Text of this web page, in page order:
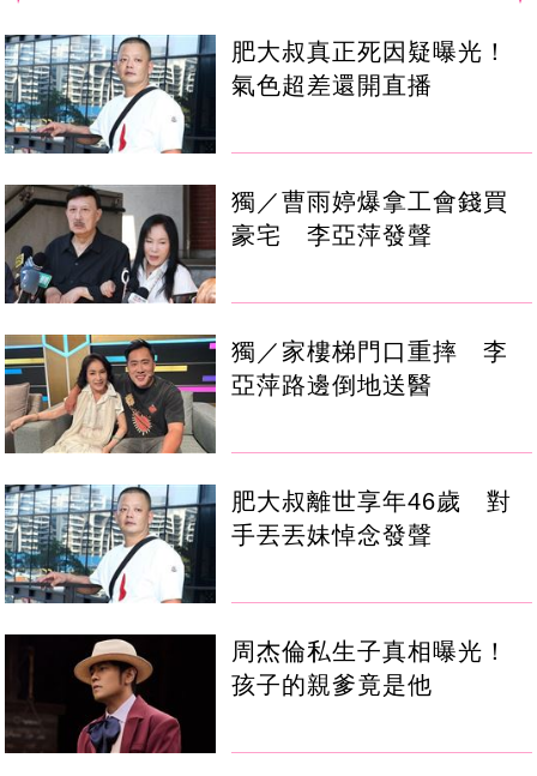
肥大叔真正死因疑曝光！
氣色超差還開直播
獨／曹雨婷爆拿工會錢買
豪宅 李亞萍發聲
獨／家樓梯門口重摔 李
亞萍路邊倒地送醫
肥大叔離世享年46歲 對
手丟丟妹悼念發聲
周杰倫私生子真相曝光！
孩子的親爹竟是他